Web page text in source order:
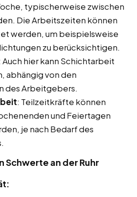
typischerweise zwischen
Die Arbeitszeiten können
werden, um beispielsweise
zu berücksichtigen.
Auch hier kann Schichtarbeit
abhängig von den
des Arbeitgebers.
: Teilzeitkräfte können
und Feiertagen
je nach Bedarf des
Schwerte an der Ruhr